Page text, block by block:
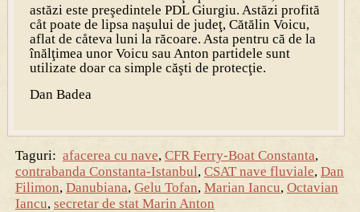
astăzi este preşedintele PDL Giurgiu. Astăzi profită
cåt poate de lipsa naşului de judeţ, Cătălin Voicu,
aflat de cåteva luni la răcoare. Asta pentru că de la
înălţimea unor Voicu sau Anton partidele sunt
utilizate doar ca simple căşti de protecţie.
Dan Badea
Taguri: afacerea cu nave, CFR Ferry-Boat Constanta,
contrabanda Constanta-Istanbul, CSAT nave fluviale, Dan
Filimon, Danubiana, Gelu Tofan, Marian Iancu, Octavian
Iancu, secretar de stat Marin Anton